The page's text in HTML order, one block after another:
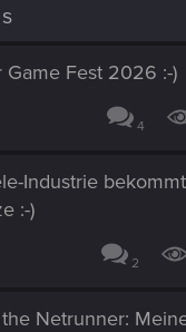
Game Fest 2026 :-)
4
Industrie
:-)
2
Netrunner: